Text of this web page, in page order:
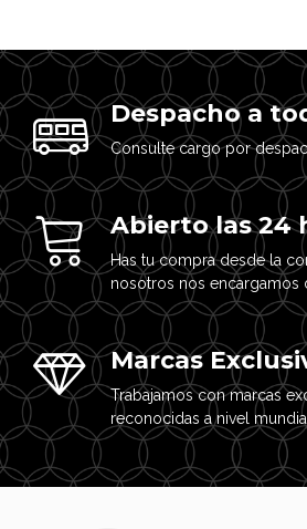
Despacho a
Consulte cargo por
Abierto las 24
Has tu compra desde la
nosotros nos encargamos
Marcas
Trabajamos con marcas
reconocidas a nivel